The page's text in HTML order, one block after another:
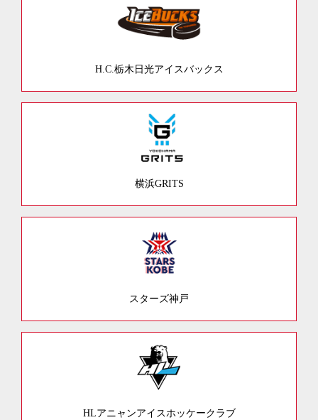
H.C.栃木日光アイスバックス
横浜GRITS
スターズ神戸
HLアニャンアイスホッケークラブ